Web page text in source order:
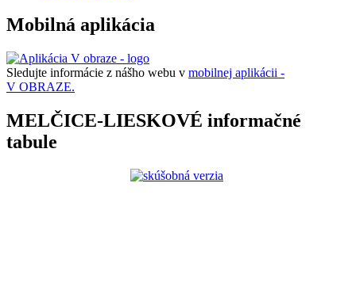
Mobilná aplikácia
Sledujte informácie z nášho webu v mobilnej aplikácii -
V OBRAZE.
MELČICE-LIESKOVÉ informačné
tabule